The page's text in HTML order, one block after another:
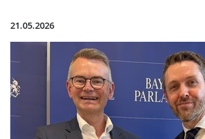
21.05.2026